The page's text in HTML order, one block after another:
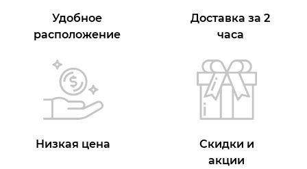
Удобное
расположение
Доставка за 2
часа
Низкая цена
Скидки и
акции